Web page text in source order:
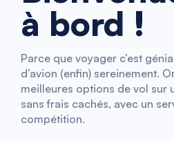
à bord !
Parce que voyager c’est
d’avion (enfin) sereinement.
meilleures options de vol sur
sans frais cachés, avec un
compétition.